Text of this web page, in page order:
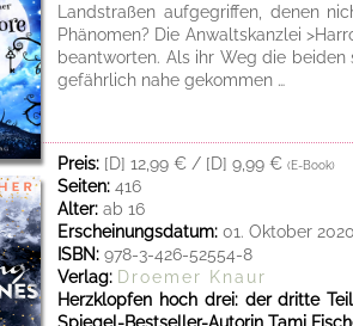
Landstraßen aufgegriffen, denen
Phänomen? Die Anwaltskanzlei
beantworten. Als ihr Weg die
gefährlich nahe gekommen …
Preis: [D] 12,99 € / [D] 9,99 € (E-Book)
Seiten: 416
Alter: ab 16
Erscheinungsdatum: 01. Oktober
ISBN: 978-3-426-52554-8
Verlag: Droemer Knaur
Herzklopfen hoch drei: der dritte
Spiegel-Bestseller-Autorin Tami